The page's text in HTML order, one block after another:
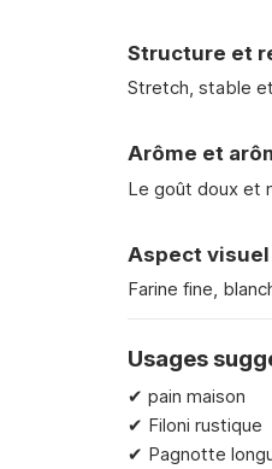
Structure et
Stretch, stable
Arôme et
Le goût doux et
Aspect
Farine fine,
Usages
✔ pain maison
✔ Filoni rustique
✔ Pagnotte